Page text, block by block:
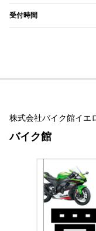
受付時間
株式会社バイク館イエ
バイク館